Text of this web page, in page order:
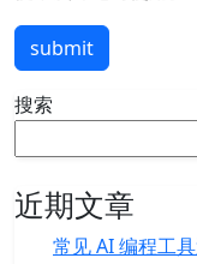
submit
搜索
近期文章
常见 AI 编程工